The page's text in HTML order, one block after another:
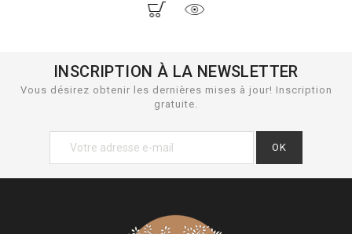
INSCRIPTION À LA NEWSLETTER
Vous désirez obtenir les dernières mises à jour! Inscription
gratuite.